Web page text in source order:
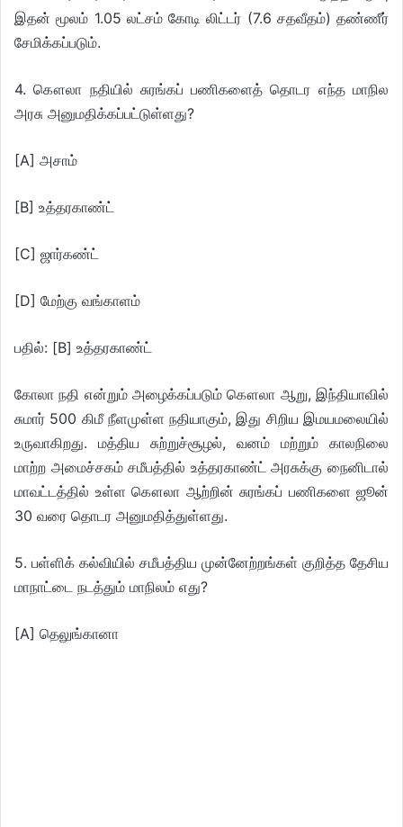
இதன் மூலம் 1.05 லட்சம் கோடி லிட்டர் (7.6 சதவீதம்) தண்ணீர்
சேமிக்கப்படும்.
4. கௌலா நதியில் சுரங்கப் பணிகளைத் தொடர எந்த மாநில
அரசு அனுமதிக்கப்பட்டுள்ளது?
[A] அசாம்
[B] உத்தரகாண்ட்
[C] ஜார்கண்ட்
[D] மேற்கு வங்காளம்
பதில்: [B] உத்தரகாண்ட்
கோலா நதி என்றும் அழைக்கப்படும் கௌலா ஆறு, இந்தியாவில்
சுமார் 500 கிமீ நீளமுள்ள நதியாகும், இது சிறிய இமயமலையில்
உருவாகிறது. மத்திய சுற்றுச்சூழல், வனம் மற்றும் காலநிலை
மாற்ற அமைச்சகம் சமீபத்தில் உத்தரகாண்ட் அரசுக்கு நைனிடால்
மாவட்டத்தில் உள்ள கௌலா ஆற்றின் சுரங்கப் பணிகளை ஜூன்
30 வரை தொடர அனுமதித்துள்ளது.
5. பள்ளிக் கல்வியில் சமீபத்திய முன்னேற்றங்கள் குறித்த தேசிய
மாநாட்டை நடத்தும் மாநிலம் எது?
[A] தெலுங்கானா